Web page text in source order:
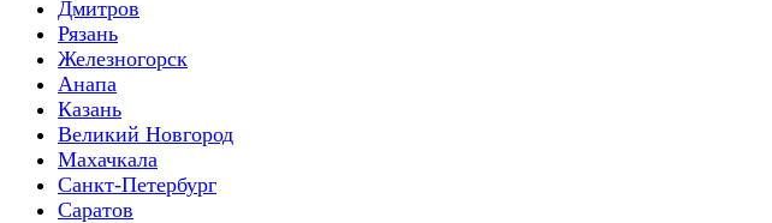
Дмитров
Рязань
Железногорск
Анапа
Казань
Великий Новгород
Махачкала
Санкт-Петербург
Саратов